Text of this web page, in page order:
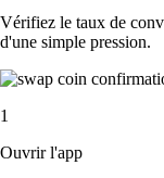
Vérifiez le taux de
d'une simple pression.
1
Ouvrir l'app